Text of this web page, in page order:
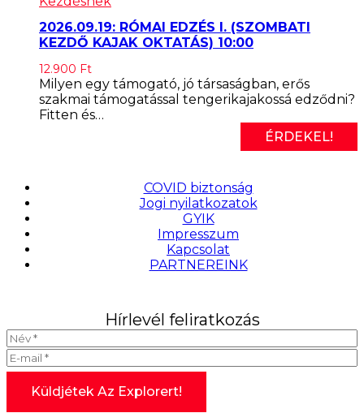
2026.09.19: RÓMAI EDZÉS I. (SZOMBATI
KEZDŐ KAJAK OKTATÁS) 10:00
12.900 Ft
Milyen egy támogató, jó társaságban, erős
szakmai támogatással tengerikajakossá edződni?
Fitten és…
ÉRDEKEL!
COVID biztonság
Jogi nyilatkozatok
GYIK
Impresszum
Kapcsolat
PARTNEREINK
Hírlevél feliratkozás